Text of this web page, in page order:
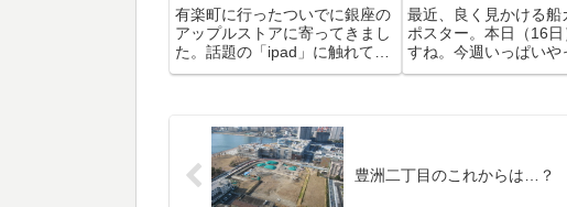
有楽町に行ったついでに銀座の
アップルストアに寄ってきまし
た。話題の「ipad」に触れてみ
るためです。豊洲には、Apple
プルストアがあるので便利です
♪平日なのにギャラリーが一杯
でしたが...
最近、良く見かける船
ポスター。本日（16
すね。今週いっぱいや
みたいなので時間が合
豊洲二丁目のこれからは…？